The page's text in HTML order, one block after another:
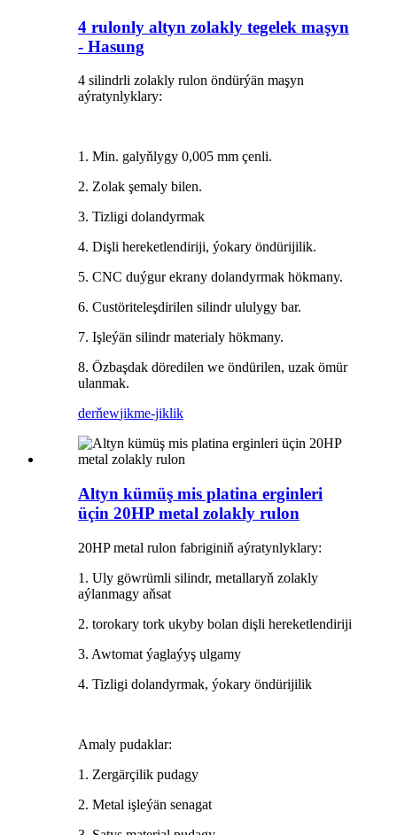
4 rulonly altyn zolakly tegelek maşyn
- Hasung
4 silindrli zolakly rulon öndürýän maşyn
aýratynlyklary:
1. Min. galyňlygy 0,005 mm çenli.
2. Zolak şemaly bilen.
3. Tizligi dolandyrmak
4. Dişli hereketlendiriji, ýokary öndürijilik.
5. CNC duýgur ekrany dolandyrmak hökmany.
6. Custöriteleşdirilen silindr ululygy bar.
7. Işleýän silindr materialy hökmany.
8. Özbaşdak döredilen we öndürilen, uzak ömür
ulanmak.
derňewjikme-jiklik
Altyn kümüş mis platina erginleri
üçin 20HP metal zolakly rulon
20HP metal rulon fabriginiň aýratynlyklary:
1. Uly göwrümli silindr, metallaryň zolakly
aýlanmagy aňsat
2. torokary tork ukyby bolan dişli hereketlendiriji
3. Awtomat ýaglaýyş ulgamy
4. Tizligi dolandyrmak, ýokary öndürijilik
Amaly pudaklar:
1. Zergärçilik pudagy
2. Metal işleýän senagat